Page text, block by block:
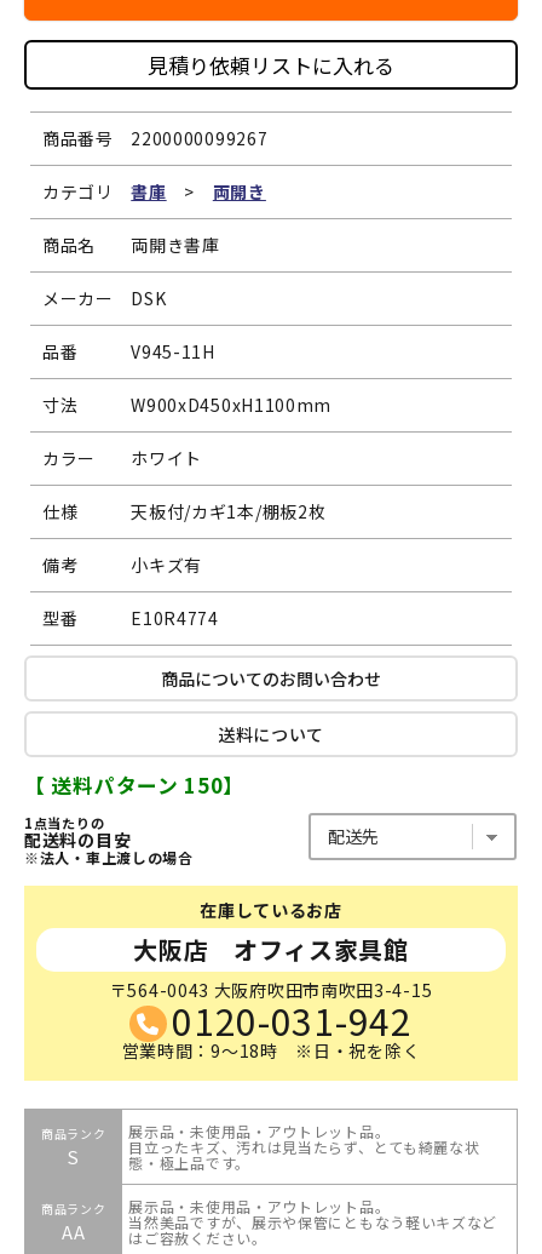
見積り依頼リストに入れる
商品番号 2200000099267
カテゴリ 書庫 > 両開き
商品名 両開き書庫
メーカー DSK
品番 V945-11H
寸法 W900xD450xH1100mm
カラー ホワイト
仕様 天板付/カギ1本/棚板2枚
備考 小キズ有
型番 E10R4774
商品についてのお問い合わせ
送料について
【 送料パターン 150】
1点当たりの
配送料の目安
※法人・車上渡しの場合
在庫しているお店
大阪店 オフィス家具館
〒564-0043 大阪府吹田市南吹田3-4-15
0120-031-942
営業時間：9～18時 ※日・祝を除く
商品ランク
S
展示品・未使用品・アウトレット品。
目立ったキズ、汚れは見当たらず、とても綺麗な状
態・極上品です。
商品ランク
AA
展示品・未使用品・アウトレット品。
当然美品ですが、展示や保管にともなう軽いキズなど
はご容赦ください。